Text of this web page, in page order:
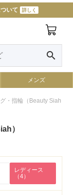
いて 詳しく
search
メンズ
・指輪（Beauty Siah）
）
レディース
（4）